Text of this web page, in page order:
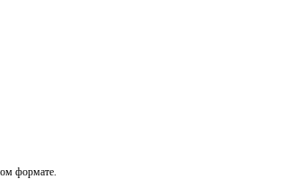
формате.